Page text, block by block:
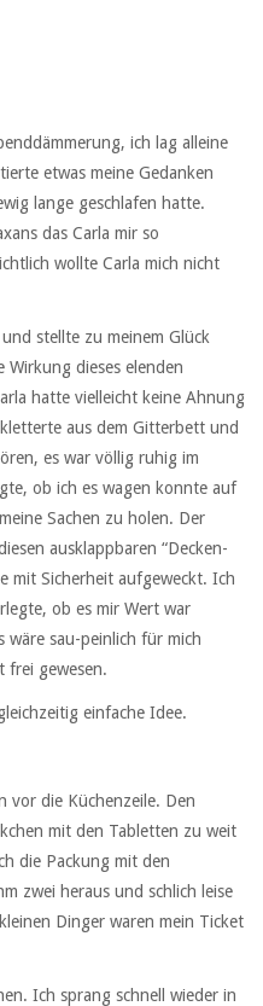
ich lag alleine
etwas meine Gedanken
lange geschlafen hatte.
das Carla mir so
wollte Carla mich nicht
stellte zu meinem Glück
dieses elenden
hatte vielleicht keine Ahnung
aus dem Gitterbett und
es war völlig ruhig im
ob ich es wagen konnte auf
Sachen zu holen. Der
ausklappbaren “Decken-
mit Sicherheit aufgeweckt. Ich
ob es mir Wert war
wäre sau-peinlich für mich
frei gewesen.
einfache Idee.
vor die Küchenzeile. Den
mit den Tabletten zu weit
die Packung mit den
zwei heraus und schlich leise
Dinger waren mein Ticket
Ich sprang schnell wieder in